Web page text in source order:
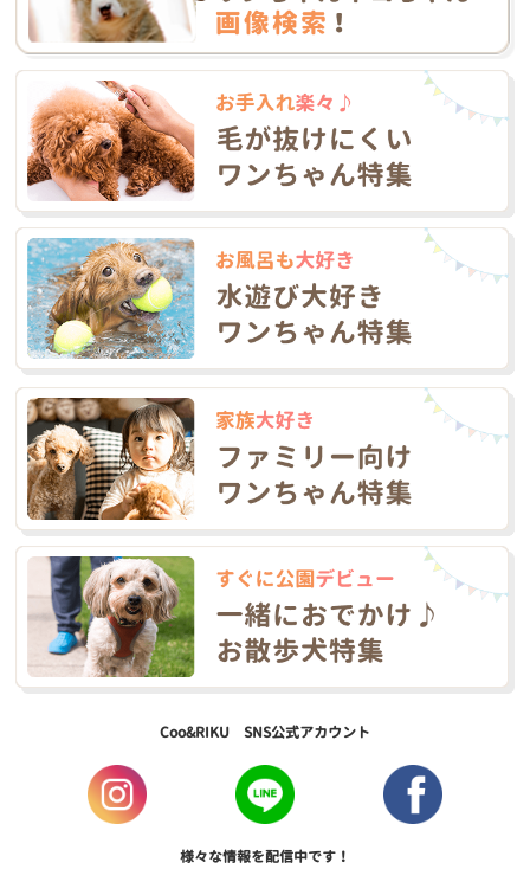
Coo&RIKU SNS公式アカウント
様々な情報を配信中です！